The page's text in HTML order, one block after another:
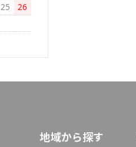
25
26
地域から探す